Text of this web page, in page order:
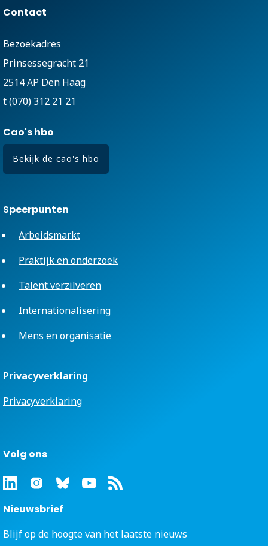
Contact
Bezoekadres
Prinsessegracht 21
2514 AP Den Haag
t (070) 312 21 21
Cao's hbo
Bekijk de cao's hbo
Speerpunten
Arbeidsmarkt
Praktijk en onderzoek
Talent verzilveren
Internationalisering
Mens en organisatie
Privacyverklaring
Privacyverklaring
Volg ons
Nieuwsbrief
Blijf op de hoogte van het laatste nieuws